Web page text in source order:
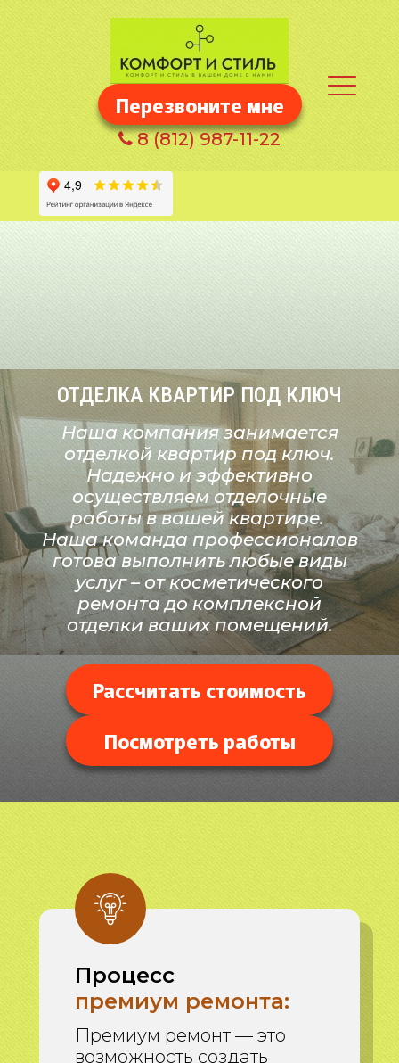
Перезвоните мне
8(812) 987-11-22
ОТДЕЛКА КВАРТИР ПОД КЛЮЧ
Наша компания занимается
отделкой квартир под ключ.
Надежно и эффективно
осуществляем отделочные
работы в вашей квартире.
Наша команда профессионалов
готова выполнить любые виды
услуг – от косметического
ремонта до комплексной
отделки ваших помещений.​​​​​​​
Рассчитать стоимость
Посмотреть работы
Процесс
премиум ремонта:
Премиум ремонт — это
возможность создать